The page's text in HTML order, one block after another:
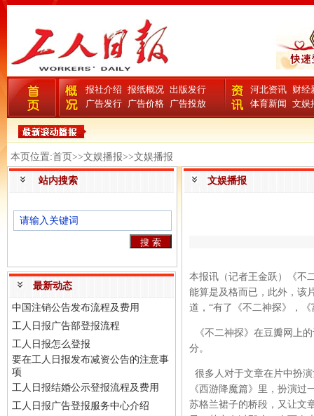
报社介绍 报纸概况 出版发行
广告发行 广告价格 广告投放
河北资讯 财经
体育新闻 文娱
本页位置:首页>>文娱播报>>文娱播报
站内搜索
最新动态
中国注销公告发布流程及费用
工人日报广告部登报流程
工人日报怎么登报
要在工人日报发布减资公告的注意事
项
工人日报结婚公示登报流程及费用
工人日报广告登报服务中心介绍
文娱播报
本报讯（记者王金跃）《不
能算是及格而已，此外，该
道，“有了《不二神探》，
《不二神探》在豆瓣网上
分。
很多人对于文章在片中扮
《西游降魔篇》里，扮演
苏格兰裙子的桥段，又让文